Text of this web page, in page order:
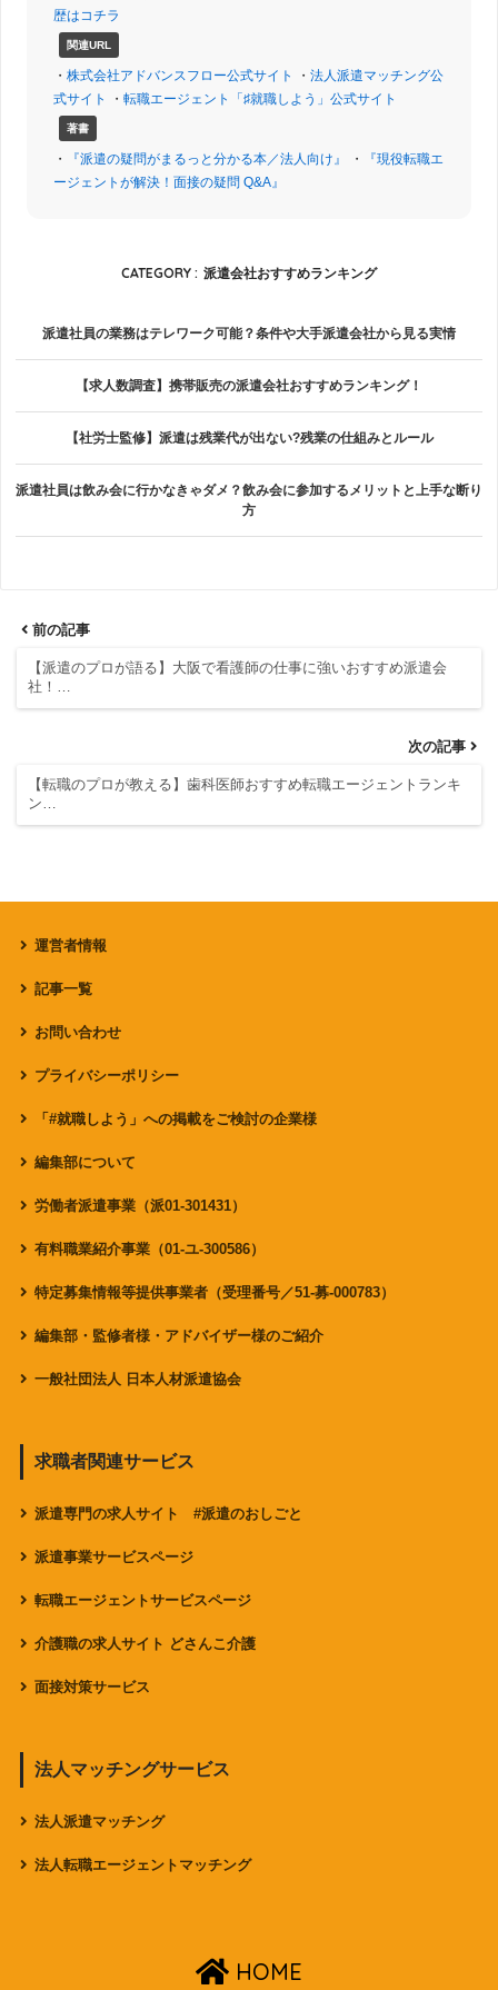
歴はコチラ
関連URL
・ 株式会社アドバンスフロー公式サイト ・ 法人派遣マッチング公
式サイト
・ 転職エージェント「♯就職しよう」公式サイト
著書
・ 『派遣の疑問がまるっと分かる本／法人向け』 ・
『現役転職エ
ージェントが解決！面接の疑問 Q&A』
CATEGORY : 派遣会社おすすめランキング
派遣社員の業務はテレワーク可能？条件や大手派遣会社から見る実情
【求人数調査】携帯販売の派遣会社おすすめランキング！
【社労士監修】派遣は残業代が出ない?残業の仕組みとルール
派遣社員は飲み会に行かなきゃダメ？飲み会に参加するメリットと上手な断り
方
前の記事
【派遣のプロが語る】大阪で看護師の仕事に強いおすすめ派遣会
社！…
次の記事
【転職のプロが教える】歯科医師おすすめ転職エージェントランキ
ン…
運営者情報
記事一覧
お問い合わせ
プライバシーポリシー
「#就職しよう」への掲載をご検討の企業様
編集部について
労働者派遣事業（派01-301431）
有料職業紹介事業（01-ユ-300586）
特定募集情報等提供事業者（受理番号／51-募-000783）
編集部・監修者様・アドバイザー様のご紹介
一般社団法人 日本人材派遣協会
求職者関連サービス
派遣専門の求人サイト #派遣のおしごと
派遣事業サービスページ
転職エージェントサービスページ
介護職の求人サイト どさんこ介護
面接対策サービス
法人マッチングサービス
法人派遣マッチング
法人転職エージェントマッチング
HOME